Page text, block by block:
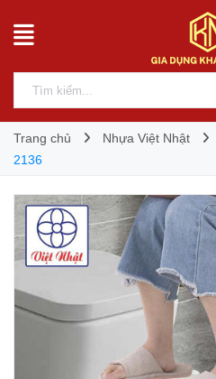
Trang chủ Nhựa Việt Nhật
2136